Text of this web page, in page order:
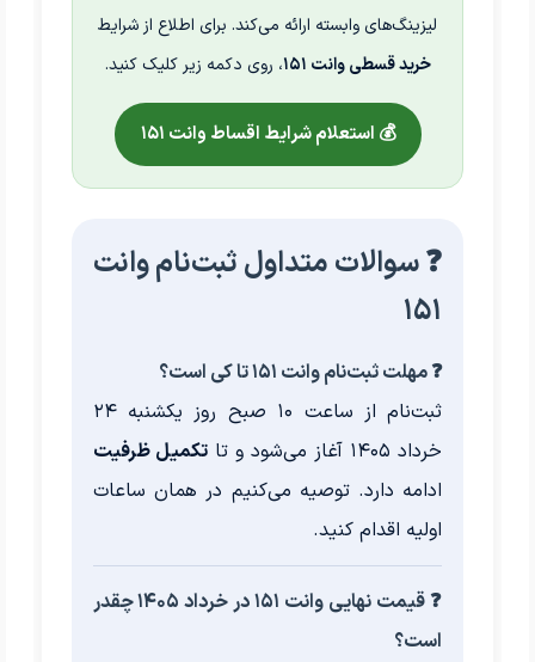
لیزینگ‌های وابسته ارائه می‌کند. برای اطلاع از شرایط
خرید قسطی وانت ۱۵۱
، روی دکمه زیر کلیک کنید.
💰 استعلام شرایط اقساط وانت ۱۵۱
❓ سوالات متداول ثبت‌نام وانت
۱۵۱
❓ مهلت ثبت‌نام وانت ۱۵۱ تا کی است؟
ثبت‌نام از ساعت ۱۰ صبح روز یکشنبه ۲۴
خرداد ۱۴۰۵ آغاز می‌شود و تا
تکمیل ظرفیت
ادامه دارد. توصیه می‌کنیم در همان ساعات
اولیه اقدام کنید.
❓ قیمت نهایی وانت ۱۵۱ در خرداد ۱۴۰۵ چقدر
است؟